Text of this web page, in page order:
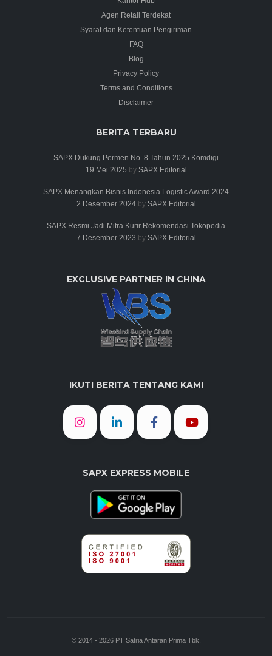
Agen Retail Terdekat
Syarat dan Ketentuan Pengiriman
FAQ
Blog
Privacy Policy
Terms and Conditions
Disclaimer
BERITA TERBARU
SAPX Dukung Permen No. 8 Tahun 2025 Komdigi
19 Mei 2025 by SAPX Editorial
SAPX Menangkan Bisnis Indonesia Logistic Award 2024
2 Desember 2024by SAPX Editorial
SAPX Resmi Jadi Mitra Kurir Rekomendasi Tokopedia
7 Desember 2023 by SAPX Editorial
EXCLUSIVE PARTNER IN CHINA
IKUTI BERITA TENTANG KAMI
SAPX EXPRESS MOBILE
© 2014 - 2026 PT Satria Antaran Prima Tbk.